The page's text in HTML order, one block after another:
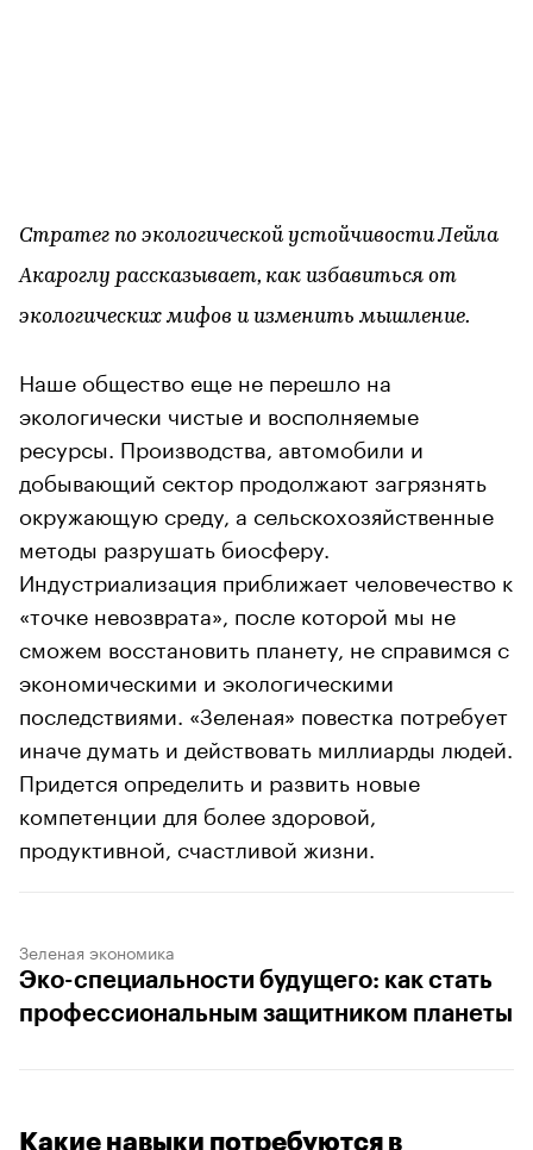
Стратег по экологической устойчивости Лейла
Акароглу рассказывает, как избавиться от
экологических мифов и изменить мышление.
Наше общество еще не перешло на
экологически чистые и восполняемые
ресурсы. Производства, автомобили и
добывающий сектор продолжают загрязнять
окружающую среду, а сельскохозяйственные
методы разрушать биосферу.
Индустриализация приближает человечество к
«точке невозврата», после которой мы не
сможем восстановить планету, не справимся с
экономическими и экологическими
последствиями. «Зеленая» повестка потребует
иначе думать и действовать миллиарды людей.
Придется определить и развить новые
компетенции для более здоровой,
продуктивной, счастливой жизни.
Зеленая экономика
Эко-специальности будущего: как стать
профессиональным защитником планеты
Какие навыки потребуются в